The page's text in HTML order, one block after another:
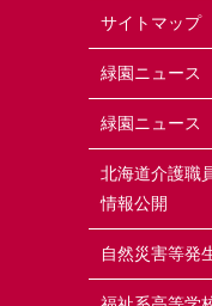
サイトマップ
緑園ニュー
緑園ニュー
北海道介護職
情報公開
自然災害等発